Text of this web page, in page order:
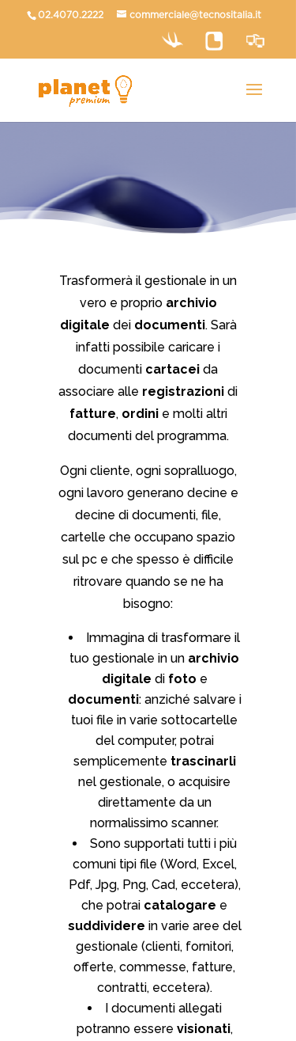
02.4070.2222 commerciale@tecnositalia.it
Trasformerà il gestionale in un
vero e proprio archivio
digitale dei documenti. Sarà
infatti possibile caricare i
documenti cartacei da
associare alle registrazioni di
fatture, ordinie molti altri
documenti del programma.
Ogni cliente, ogni sopralluogo,
ogni lavoro generano decine e
decine di documenti, file,
cartelle che occupano spazio
sul pc e che spesso è difficile
ritrovare quando se ne ha
bisogno:
Immagina di trasformare il
tuo gestionale in un archivio
digitale di foto e
documenti: anziché salvare i
tuoi file in varie sottocartelle
del computer, potrai
semplicemente trascinarli
nel gestionale, o acquisire
direttamente da un
normalissimo scanner.
Sono supportati tutti i più
comuni tipi file (Word, Excel,
Pdf, Jpg, Png, Cad, eccetera),
che potrai catalogare e
suddividere in varie aree del
gestionale (clienti, fornitori,
offerte, commesse, fatture,
contratti, eccetera).
I documenti allegati
potranno essere visionati,